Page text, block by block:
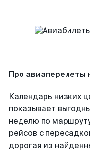
Про авиаперелеты
Календарь низких
показывает
неделю по
рейсов с
дорогая из